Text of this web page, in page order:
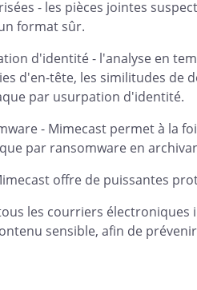
- les pièces jointes
format sûr.
d'identité - l'analyse en
d'en-tête, les similitudes de
par usurpation d'identité.
- Mimecast permet à la
par ransomware en
offre de puissantes
les courriers
sensible, afin de